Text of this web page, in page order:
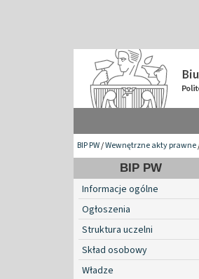
BIP PW/Wewnętrzne akty prawne
BIP PW
Informacje ogólne
Ogłoszenia
Struktura uczelni
Skład osobowy
Władze